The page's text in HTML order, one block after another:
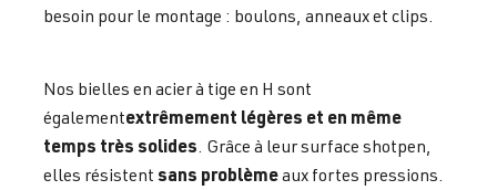
besoin pour le montage : boulons, anneaux et clips.
Nos bielles en acier à tige en H sont
égalementextrêmement légères et en même
temps très solides . Grâce à leur surface shotpen,
elles résistent sans problèmeaux fortes pressions.